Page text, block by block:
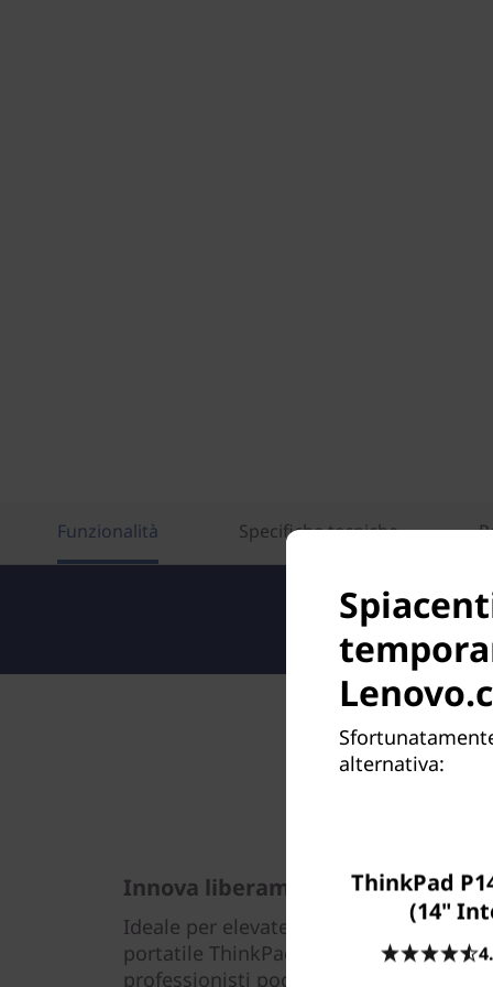
Funzionalità Specifiche tecniche
Innova liberamente, ovunque
Ideale per elevate prestazioni in
portatile ThinkPad P14s di terza
professionisti poco esperti, docenti e
alternativa:
ThinkPad
(14"